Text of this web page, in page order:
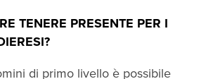
TENERE PRESENTE PER I
di primo livello è possibile